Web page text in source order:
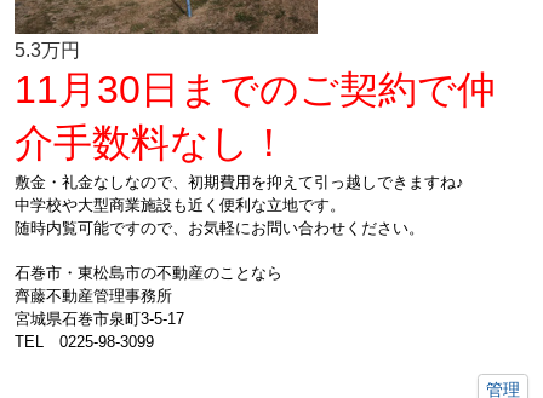
5.3万円
11月30日までのご契約で仲
介手数料なし！
敷金・礼金なしなので、初期費用を抑えて引っ越しできますね♪
中学校や大型商業施設も近く便利な立地です。
随時内覧可能ですので、お気軽にお問い合わせください。
石巻市・東松島市の不動産のことなら
齊藤不動産管理事務所
宮城県石巻市泉町3-5-17
TEL 0225-98-3099
管理